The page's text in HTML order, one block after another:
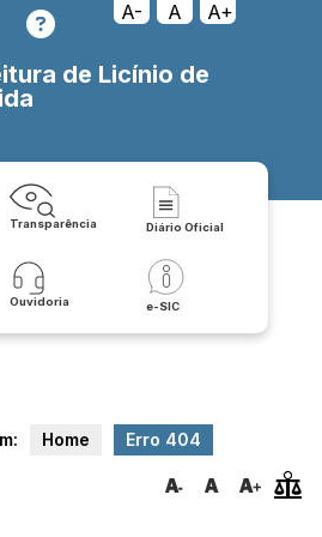
A- A A+
de Licínio de
Transparência Diário Oficial
Ouvidoria e-SIC
Home Erro 404